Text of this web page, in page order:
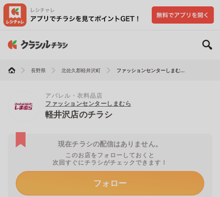
長野県 北佐久郡軽井沢町 ファッションセンターしまむ...
アパレル・衣料品店
ファッションセンターしまむら
軽井沢店のチラシ
現在チラシの配信はありません。
このお店をフォローしておくと
次回すぐにチラシがチェックできます！
フォロー